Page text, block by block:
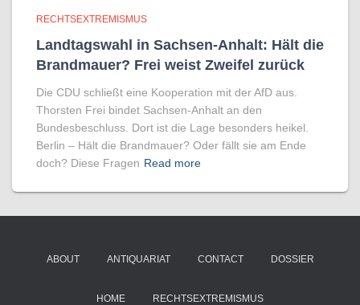
RECHTSEXTREMISMUS
Landtagswahl in Sachsen-Anhalt: Hält die
Brandmauer? Frei weist Zweifel zurück
Die CDU schließt eine Kooperation mit der AfD aus.
Thorsten Frei bindet Sachsen-Anhalt an den
Bundesbeschluss. Dort ist die Lage besonders heikel.
Berlin – Hält die Brandmauer? Oder fällt sie am Ende
doch? Diese Fragen Read more
ABOUT ANTIQUARIAT CONTACT DOSSIER
HOME RECHTSEXTREMISMUS